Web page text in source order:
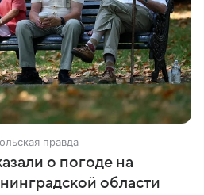
правда
о погоде на
области